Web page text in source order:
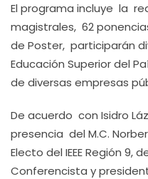
El programa incluye la
magistrales, 62
de Poster, participarán
Educación Superior del
de diversas empresas
De acuerdo con Isidro
presencia del M.C.
Electo del IEEE Región 9,
Conferencista y